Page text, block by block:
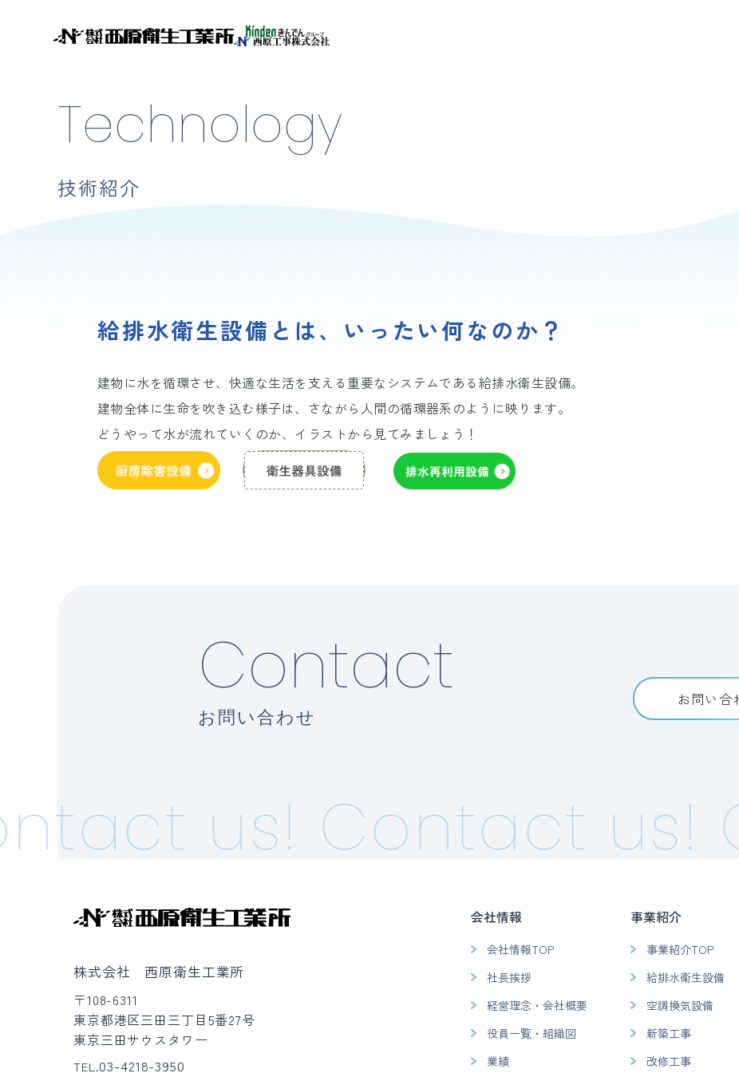
Technology
技術紹介
給排水衛生設備とは、いったい何なのか？
建物に水を循環させ、快適な生活を支える重要なシステムである給排水衛生設備。
建物全体に生命を吹き込む様子は、さながら人間の循環器系のように映ります。
どうやって水が流れていくのか、イラストから見てみましょう！
Contact
お問い合わせ
お問い合
us! Contact us!
株式会社 西原衛生工業所
〒108-6311
東京都港区三田三丁目5番27号
東京三田サウスタワー
TEL.03-4218-3950
会社情報
会社情報TOP
社長挨拶
経営理念・会社概要
役員一覧・組織図
業績
事業紹介
事業紹介TOP
給排水衛生設備
空調換気設備
新築工事
改修工事